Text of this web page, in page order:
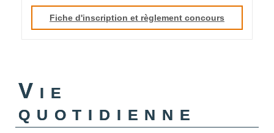
Fiche d'inscription et règlement concours
Vie
quotidienne